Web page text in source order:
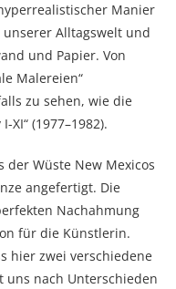
Manier
Alltagswelt und
und Papier. Von
Malereien“
zu sehen, wie die
XI“ (1977–1982).
der Wüste New Mexicos
angefertigt. Die
Nachahmung
für die Künstlerin.
hier zwei verschiedene
uns nach Unterschieden